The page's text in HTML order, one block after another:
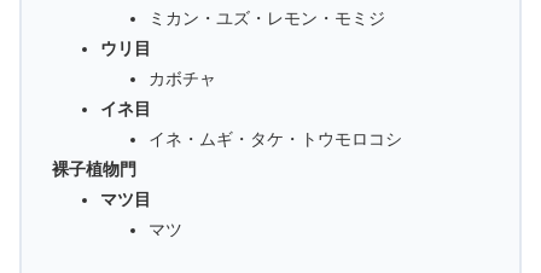
ミカン・ユズ・レモン・モミジ
ウリ目
カボチャ
イネ目
イネ・ムギ・タケ・トウモロコシ
裸子植物門
マツ目
マツ